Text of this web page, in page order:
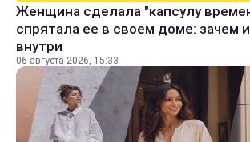
Женщина сделала "капсулу
спрятала ее в своем доме: зачем
внутри
06 августа 2026, 15:33